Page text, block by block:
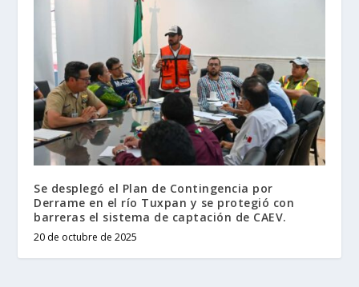
Se desplegó el Plan de Contingencia por
Derrame en el río Tuxpan y se protegió con
barreras el sistema de captación de CAEV.
20 de octubre de 2025